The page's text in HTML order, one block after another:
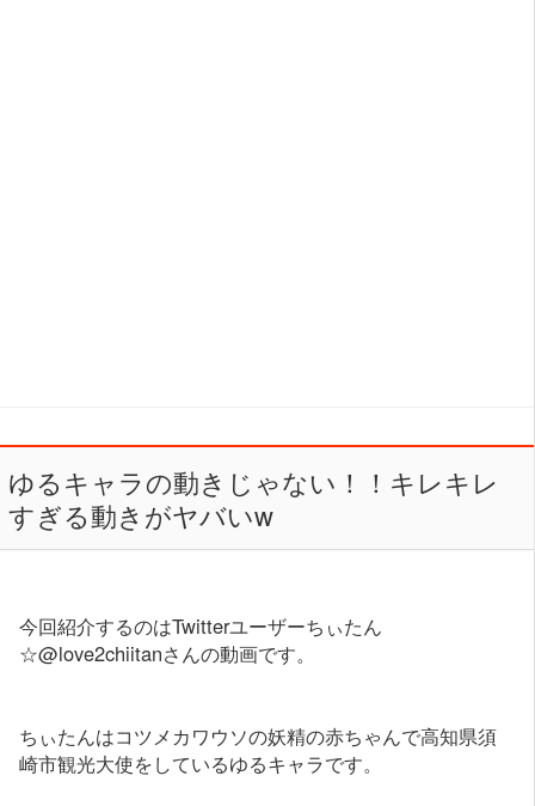
ゆるキャラの動きじゃない！！キレキレ
すぎる動きがヤバいw
今回紹介するのはTwitterユーザーちぃたん
☆@love2chiitanさんの動画です。
ちぃたんはコツメカワウソの妖精の赤ちゃんで高知県須
崎市観光大使をしているゆるキャラです。